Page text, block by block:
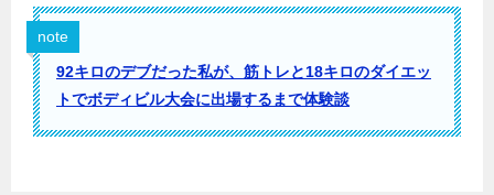
note
92キロのデブだった私が、筋トレと18キロのダイエッ
トでボディビル大会に出場するまで体験談